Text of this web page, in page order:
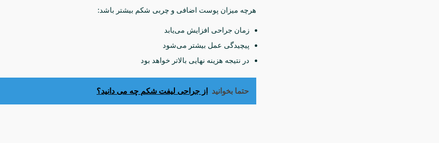
هرچه میزان پوست اضافی و چربی شکم بیشتر باشد:
زمان جراحی افزایش می‌یابد
پیچیدگی عمل بیشتر می‌شود
در نتیجه هزینه نهایی بالاتر خواهد بود
حتما بخوانید از جراحی لیفت شکم چه می دانید؟